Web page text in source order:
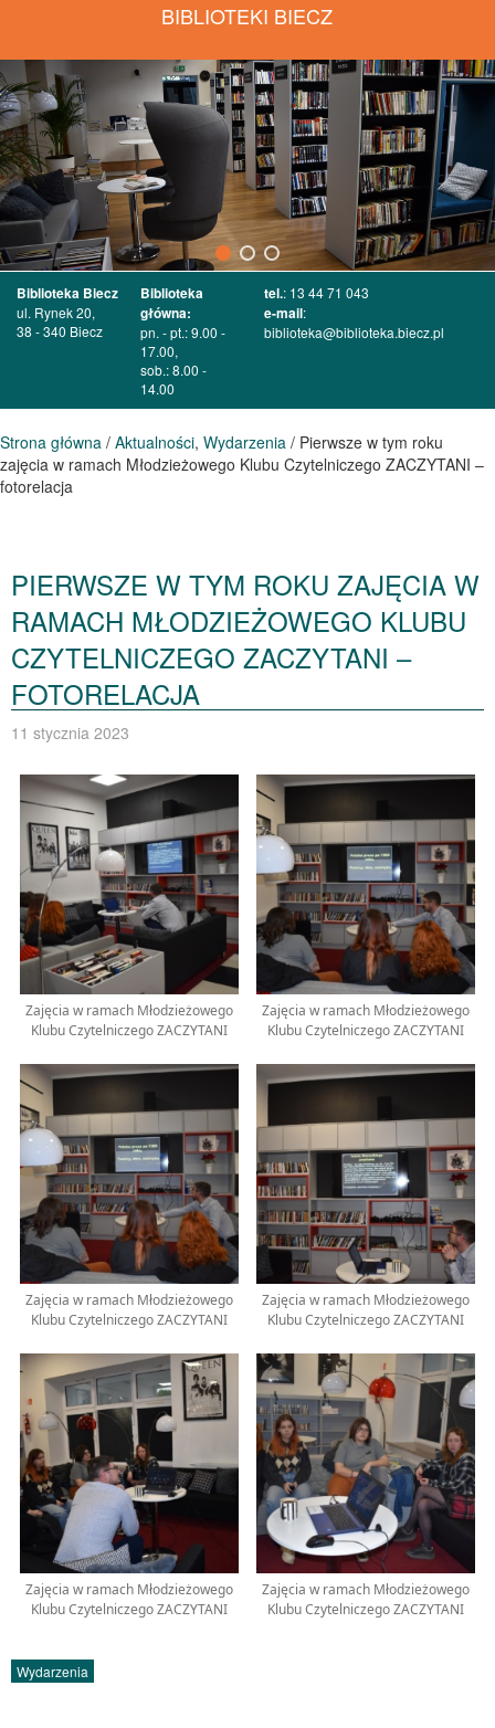
BIBLIOTEKI BIECZ
Biblioteka Biecz
ul. Rynek 20,
38 - 340 Biecz
Biblioteka
główna:
pn. - pt.: 9.00 -
17.00,
sob.: 8.00 -
14.00
tel.: 13 44 71 043
e-mail:
biblioteka@biblioteka.biecz.pl
Strona główna / Aktualności, Wydarzenia / Pierwsze w tym roku
zajęcia w ramach Młodzieżowego Klubu Czytelniczego ZACZYTANI –
fotorelacja
PIERWSZE W TYM ROKU ZAJĘCIA W
RAMACH MŁODZIEŻOWEGO KLUBU
CZYTELNICZEGO ZACZYTANI –
FOTORELACJA
11 stycznia 2023
Zajęcia w ramach Młodzieżowego
Klubu Czytelniczego ZACZYTANI
Zajęcia w ramach Młodzieżowego
Klubu Czytelniczego ZACZYTANI
Zajęcia w ramach Młodzieżowego
Klubu Czytelniczego ZACZYTANI
Zajęcia w ramach Młodzieżowego
Klubu Czytelniczego ZACZYTANI
Zajęcia w ramach Młodzieżowego
Klubu Czytelniczego ZACZYTANI
Zajęcia w ramach Młodzieżowego
Klubu Czytelniczego ZACZYTANI
Wydarzenia